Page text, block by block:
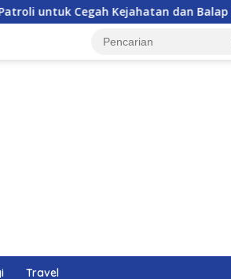
Cegah Kejahatan dan Balap Liar
Travel